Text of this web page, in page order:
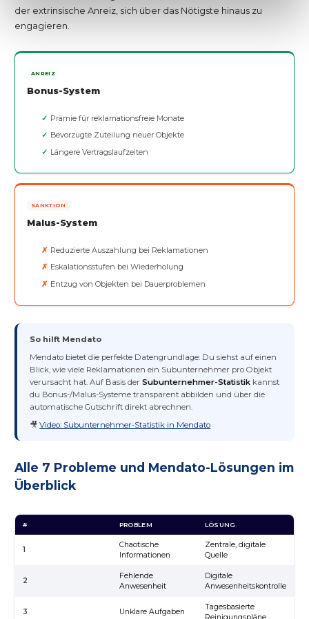
der extrinsische Anreiz, sich über das Nötigste hinaus zu
engagieren.
ANREIZ
Bonus-System
Prämie für reklamationsfreie Monate
Bevorzugte Zuteilung neuer Objekte
Längere Vertragslaufzeiten
SANKTION
Malus-System
Reduzierte Auszahlung bei Reklamationen
Eskalationsstufen bei Wiederholung
Entzug von Objekten bei Dauerproblemen
So hilft Mendato
Mendato bietet die perfekte Datengrundlage: Du siehst auf einen
Blick, wie viele Reklamationen ein Subunternehmer pro Objekt
verursacht hat. Auf Basis derSubunternehmer-Statistik kannst
du Bonus-/Malus-Systeme transparent abbilden und über die
automatische Gutschrift direkt abrechnen.
🎥Video: Subunternehmer-Statistik in Mendato
Alle 7 Probleme und Mendato-Lösungen im
Überblick
# PROBLEM LÖSUNG
1
Chaotische
Informationen
Zentrale, digitale
Quelle
2
Fehlende
Anwesenheit
Digitale
Anwesenheitskontrolle
3 Unklare Aufgaben
Tagesbasierte
Reinigungspläne